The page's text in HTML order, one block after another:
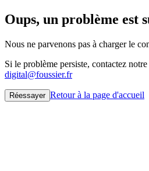
Oups, un problème est
Nous ne parvenons pas à charger le
Si le problème persiste, contactez
digital@foussier.fr
Réessayer Retour à la page d'accueil